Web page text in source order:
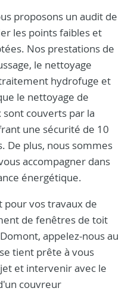
proposons un audit de
les points faibles et
Nos prestations de
le nettoyage
hydrofuge et
le nettoyage de
couverts par la
une sécurité de 10
De plus, nous sommes
accompagner dans
énergétique.
pour vos travaux de
de fenêtres de toit
appelez-nous au
tient prête à vous
et intervenir avec le
couvreur